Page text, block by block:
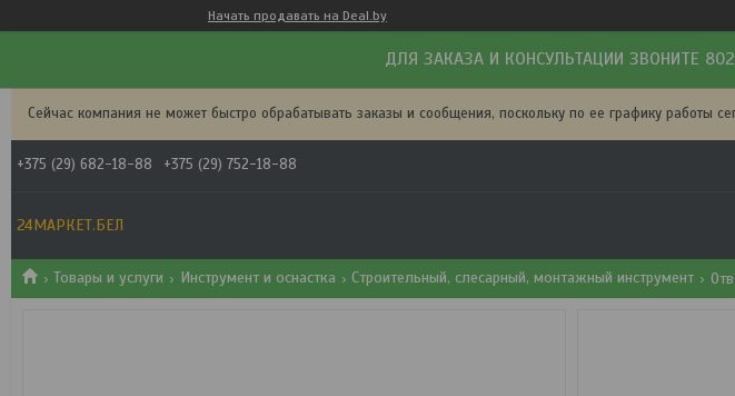
Начать продавать на Deal.by
ДЛЯ ЗАКАЗА И КОНСУЛЬТАЦИИ ЗВОНИТЕ
Сейчас компания не может быстро обрабатывать заказы и сообщения, поскольку по ее графику
+375 (29) 682-18-88 +375 (29) 752-18-88
24МАРКЕТ.БЕЛ
Товары и услуги Инструмент и оснастка Строительный, слесарный, монтажный инструмент